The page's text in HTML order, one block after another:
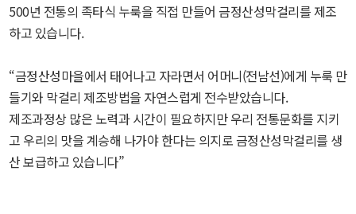
500년 전통의 족타식 누룩을 직접 만들어 금정산성막걸리를 제조
하고 있습니다.
“금정산성마을에서 태어나고 자라면서 어머니(전남선)에게 누룩 만
들기와 막걸리 제조방법을 자연스럽게 전수받았습니다.
제조과정상 많은 노력과 시간이 필요하지만 우리 전통문화를 지키
고 우리의 맛을 계승해 나가야 한다는 의지로 금정산성막걸리를 생
산 보급하고 있습니다”